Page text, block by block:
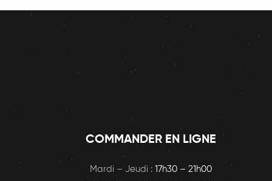
COMMANDER EN LIGNE
Mardi – Jeudi :17h30 – 21h00